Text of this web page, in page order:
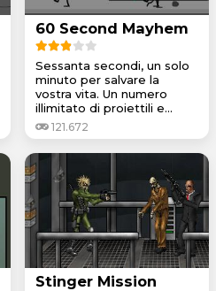
60 Second Mayhem
Sessanta secondi, un solo
minuto per salvare la
vostra vita. Un numero
illimitato di proiettili e...
121.672
Stinger Mission